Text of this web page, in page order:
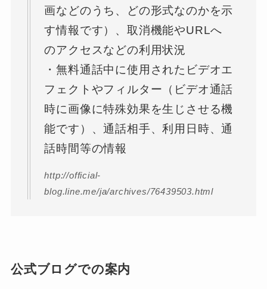
画などのうち、どの形式なのかを示
す情報です）、取消機能やURLへ
のアクセスなどの利用状況
・無料通話中に使用されたビデオエ
フェクトやフィルター（ビデオ通話
時に画像に特殊効果を生じさせる機
能です）、通話相手、利用日時、通
話時間等の情報
http://official-
blog.line.me/ja/archives/76439503.html
公式ブログでの案内